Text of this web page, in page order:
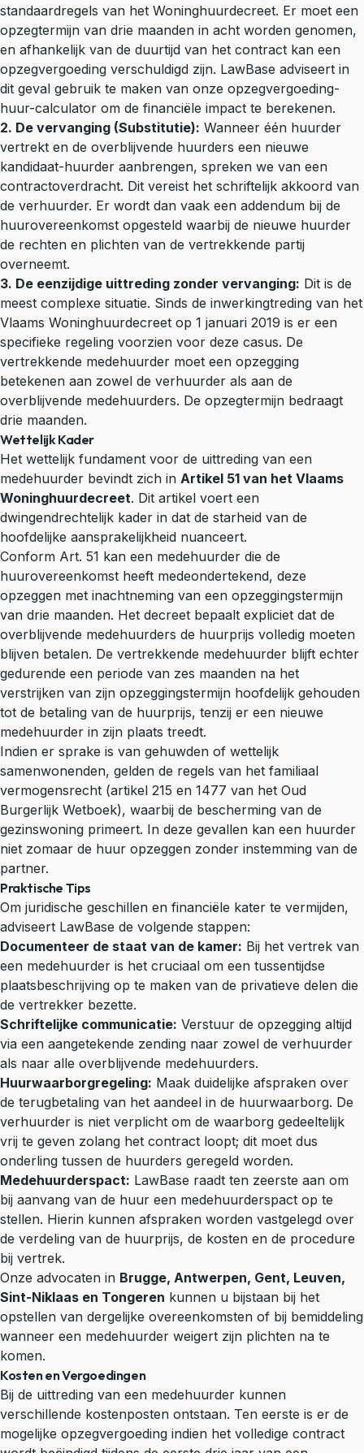
standaardregels van het Woninghuurdecreet. Er moet een
opzegtermijn van drie maanden in acht worden genomen,
en afhankelijk van de duurtijd van het contract kan een
opzegvergoeding verschuldigd zijn. LawBase adviseert in
dit geval gebruik te maken van onze opzegvergoeding-
huur-calculator om de financiële impact te berekenen.
2. De vervanging (Substitutie): Wanneer één huurder
vertrekt en de overblijvende huurders een nieuwe
kandidaat-huurder aanbrengen, spreken we van een
contractoverdracht. Dit vereist het schriftelijk akkoord van
de verhuurder. Er wordt dan vaak een addendum bij de
huurovereenkomst opgesteld waarbij de nieuwe huurder
de rechten en plichten van de vertrekkende partij
overneemt.
3. De eenzijdige uittreding zonder vervanging: Dit is de
meest complexe situatie. Sinds de inwerkingtreding van het
Vlaams Woninghuurdecreet op 1 januari 2019 is er een
specifieke regeling voorzien voor deze casus. De
vertrekkende medehuurder moet een opzegging
betekenen aan zowel de verhuurder als aan de
overblijvende medehuurders. De opzegtermijn bedraagt
drie maanden.
Wettelijk Kader
Het wettelijk fundament voor de uittreding van een
medehuurder bevindt zich in Artikel 51 van het Vlaams
Woninghuurdecreet. Dit artikel voert een
dwingendrechtelijk kader in dat de starheid van de
hoofdelijke aansprakelijkheid nuanceert.
Conform Art. 51 kan een medehuurder die de
huurovereenkomst heeft medeondertekend, deze
opzeggen met inachtneming van een opzeggingstermijn
van drie maanden. Het decreet bepaalt expliciet dat de
overblijvende medehuurders de huurprijs volledig moeten
blijven betalen. De vertrekkende medehuurder blijft echter
gedurende een periode van zes maanden na het
verstrijken van zijn opzeggingstermijn hoofdelijk gehouden
tot de betaling van de huurprijs, tenzij er een nieuwe
medehuurder in zijn plaats treedt.
Indien er sprake is van gehuwden of wettelijk
samenwonenden, gelden de regels van het familiaal
vermogensrecht (artikel 215 en 1477 van het Oud
Burgerlijk Wetboek), waarbij de bescherming van de
gezinswoning primeert. In deze gevallen kan een huurder
niet zomaar de huur opzeggen zonder instemming van de
partner.
Praktische Tips
Om juridische geschillen en financiële kater te vermijden,
adviseert LawBase de volgende stappen:
Documenteer de staat van de kamer: Bij het vertrek van
een medehuurder is het cruciaal om een tussentijdse
plaatsbeschrijving op te maken van de privatieve delen die
de vertrekker bezette.
Schriftelijke communicatie: Verstuur de opzegging altijd
via een aangetekende zending naar zowel de verhuurder
als naar alle overblijvende medehuurders.
Huurwaarborgregeling: Maak duidelijke afspraken over
de terugbetaling van het aandeel in de huurwaarborg. De
verhuurder is niet verplicht om de waarborg gedeeltelijk
vrij te geven zolang het contract loopt; dit moet dus
onderling tussen de huurders geregeld worden.
Medehuurderspact: LawBase raadt ten zeerste aan om
bij aanvang van de huur een medehuurderspact op te
stellen. Hierin kunnen afspraken worden vastgelegd over
de verdeling van de huurprijs, de kosten en de procedure
bij vertrek.
Onze advocaten in Brugge, Antwerpen, Gent, Leuven,
Sint-Niklaas en Tongeren kunnen u bijstaan bij het
opstellen van dergelijke overeenkomsten of bij bemiddeling
wanneer een medehuurder weigert zijn plichten na te
komen.
Kosten en Vergoedingen
Bij de uittreding van een medehuurder kunnen
verschillende kostenposten ontstaan. Ten eerste is er de
mogelijke opzegvergoeding indien het volledige contract